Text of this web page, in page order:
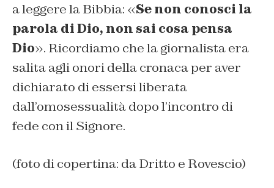
a leggere la Bibbia: «Se non conosci la
parola di Dio, non sai cosa pensa
Dio». Ricordiamo che la giornalista era
salita agli onori della cronaca per aver
dichiarato di essersi liberata
dall’omosessualità dopo l’incontro di
fede con il Signore.
(foto di copertina: da Dritto e Rovescio)